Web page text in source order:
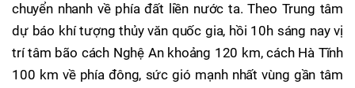
chuyển nhanh về phía đất liền nước ta. Theo Trung tâm
dự báo khí tượng thủy văn quốc gia, hồi 10h sáng nay vị
trí tâm bão cách Nghệ An khoảng 120 km, cách Hà Tĩnh
100 km về phía đông, sức gió mạnh nhất vùng gần tâm